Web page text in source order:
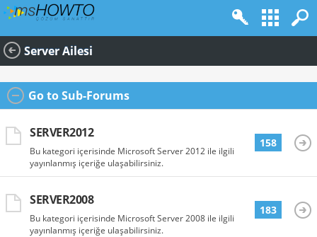
Server Ailesi
Go to Sub-Forums
SERVER2012
Bu kategori içerisinde Microsoft Server 2012 ile ilgili
yayınlanmış içeriğe ulaşabilirsiniz.
158
SERVER2008
Bu kategori içerisinde Microsoft Server 2008 ile ilgili
yayınlanmış içeriğe ulaşabilirsiniz.
183